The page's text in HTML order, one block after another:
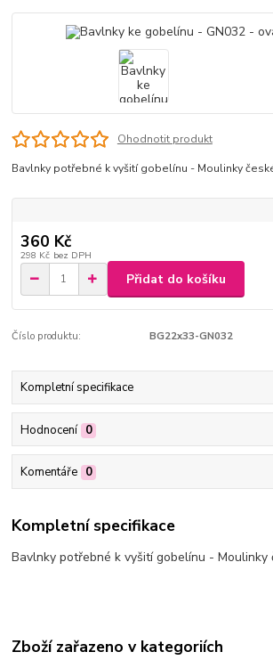
Ohodnotit produkt
Bavlnky potřebné k vyšití gobelínu - Moulinky
360 Kč
298 Kč bez DPH
Přidat do košíku
Číslo produktu: BG22x33-GN032
Kompletní specifikace
Hodnocení 0
Komentáře 0
Kompletní specifikace
Bavlnky potřebné k vyšití gobelínu - Moulinky
Zboží zařazeno v kategoriích